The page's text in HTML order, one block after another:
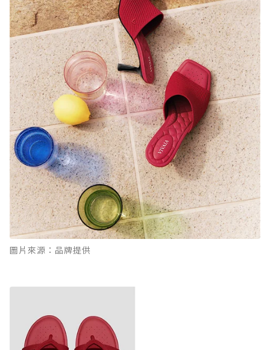
圖片來源：品牌提供